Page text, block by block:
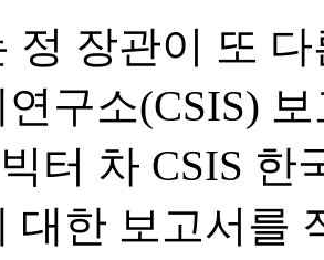
정 장관이 또
구소(CSIS)
터 차 CSIS
대한 보고서를